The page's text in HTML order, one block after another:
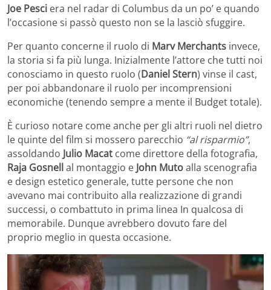
Joe Pesci era nel radar di Columbus da un po’ e quando
l’occasione si passò questo non se la lasciò sfuggire.
Per quanto concerne il ruolo di Marv Merchants invece,
la storia si fa più lunga. Inizialmente l’attore che tutti noi
conosciamo in questo ruolo (Daniel Stern) vinse il cast,
per poi abbandonare il ruolo per incomprensioni
economiche (tenendo sempre a mente il Budget totale).
È curioso notare come anche per gli altri ruoli nel dietro
le quinte del film si mossero parecchio “al risparmio”,
assoldando Julio Macat come direttore della fotografia,
Raja Gosnell al montaggio e John Mutoalla scenografia
e design estetico generale, tutte persone che non
avevano mai contribuito alla realizzazione di grandi
successi, o combattuto in prima linea In qualcosa di
memorabile. Dunque avrebbero dovuto fare del
proprio meglio in questa occasione.